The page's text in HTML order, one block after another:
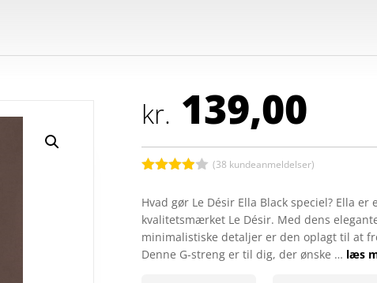
kr. 139,00
ud af 5
baseret
på
kundebed
ømmelse
(38 kundeanmeldelser)
Hvad gør Le Désir Ella Black speciel? Ella
kvalitetsmærket Le Désir. Med dens
minimalistiske detaljer er den oplagt til at
Denne G-streng er til dig, der ønske … læs